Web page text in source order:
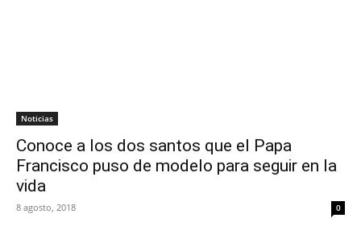
Noticias
Conoce a los dos santos que el Papa
Francisco puso de modelo para seguir en la
vida
8 agosto, 2018 0